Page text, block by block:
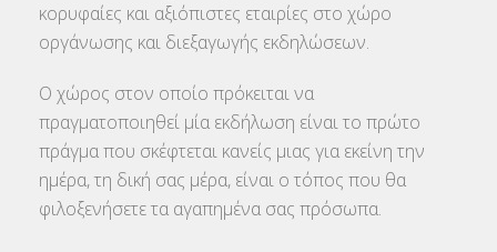
κορυφαίες και αξιόπιστες εταιρίες στο χώρο
οργάνωσης και διεξαγωγής εκδηλώσεων.
Ο χώρος στον οποίο πρόκειται να
πραγματοποιηθεί μία εκδήλωση είναι το πρώτο
πράγμα που σκέφτεται κανείς μιας για εκείνη την
ημέρα, τη δική σας μέρα, είναι ο τόπος που θα
φιλοξενήσετε τα αγαπημένα σας πρόσωπα.